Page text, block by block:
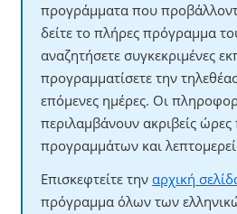
προγράμματα που
δείτε το πλήρες πρόγραμμα
αναζητήσετε συγκεκριμένες
προγραμματίσετε την
επόμενες ημέρες. Οι
περιλαμβάνουν ακριβείς
προγραμμάτων και
Επισκεφτείτε την αρχική
πρόγραμμα όλων των